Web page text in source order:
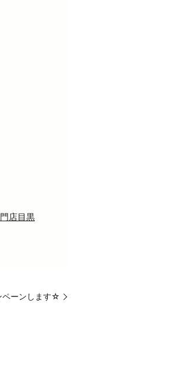
店目黒
ペーンします☆